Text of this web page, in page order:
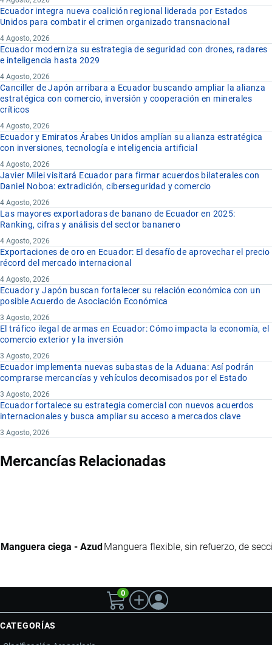
Ecuador integra nueva coalición regional liderada por Estados
Unidos para combatir el crimen organizado transnacional
4 Agosto, 2026
Ecuador moderniza su estrategia de seguridad con drones, radares
e inteligencia hasta 2029
4 Agosto, 2026
Canciller de Japón arribara a Ecuador buscando ampliar la alianza
estratégica con comercio, inversión y cooperación en minerales
críticos
4 Agosto, 2026
Ecuador y Emiratos Árabes Unidos amplían su alianza estratégica
con inversiones, tecnología e inteligencia artificial
4 Agosto, 2026
Javier Milei visitará Ecuador para firmar acuerdos bilaterales con
Daniel Noboa: extradición, ciberseguridad y comercio
4 Agosto, 2026
Las mayores exportadoras de banano de Ecuador en 2025:
Ranking, cifras y análisis del sector bananero
4 Agosto, 2026
Exportaciones de oro en Ecuador: El desafío de aprovechar el precio
récord del mercado internacional
4 Agosto, 2026
Ecuador y Japón buscan fortalecer su relación económica con un
posible Acuerdo de Asociación Económica
3 Agosto, 2026
El tráfico ilegal de armas en Ecuador: Cómo impacta la economía, el
comercio exterior y la inversión
3 Agosto, 2026
Ecuador implementa nuevas subastas de la Aduana: Así podrán
comprarse mercancías y vehículos decomisados por el Estado
3 Agosto, 2026
Ecuador fortalece su estrategia comercial con nuevos acuerdos
internacionales y busca ampliar su acceso a mercados clave
3 Agosto, 2026
Mercancías Relacionadas
Manguera ciega - Azud Manguera flexible, sin refuerzo, de
0
CATEGORÍAS